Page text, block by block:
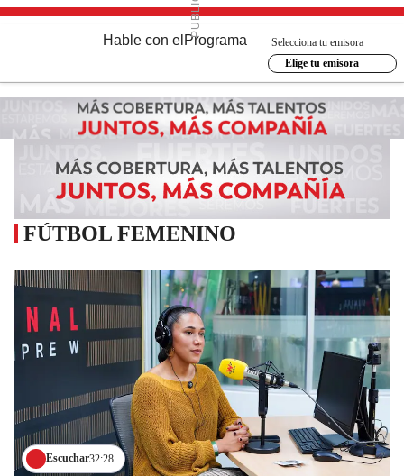
Hable con el Programa
Selecciona tu emisora
Elige tu emisora
FÚTBOL FEMENINO
Escuchar32:28